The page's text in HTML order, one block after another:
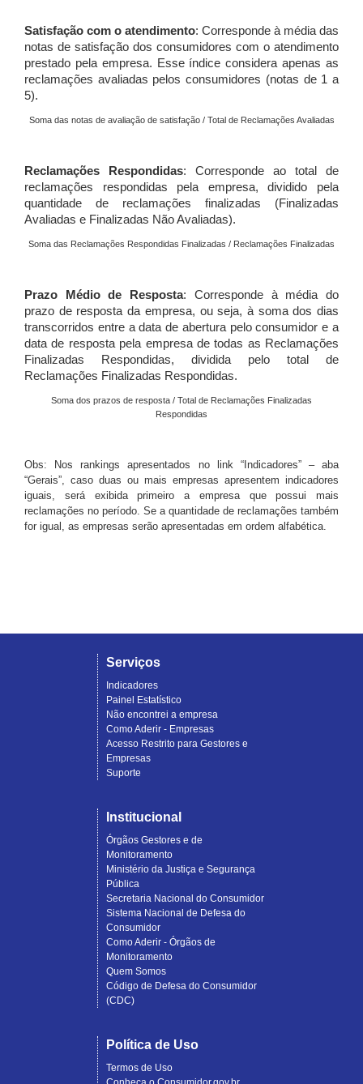
Satisfação com o atendimento: Corresponde à média das
notas de satisfação dos consumidores com o atendimento
prestado pela empresa. Esse índice considera apenas as
reclamações avaliadas pelos consumidores (notas de 1 a
5).
Soma das notas de avaliação de satisfação / Total de Reclamações Avaliadas
Reclamações Respondidas: Corresponde ao total de
reclamações respondidas pela empresa, dividido pela
quantidade de reclamações finalizadas (Finalizadas
Avaliadas e Finalizadas Não Avaliadas).
Soma das Reclamações Respondidas Finalizadas / Reclamações Finalizadas
Prazo Médio de Resposta: Corresponde à média do
prazo de resposta da empresa, ou seja, à soma dos dias
transcorridos entre a data de abertura pelo consumidor e a
data de resposta pela empresa de todas as Reclamações
Finalizadas Respondidas, dividida pelo total de
Reclamações Finalizadas Respondidas.
Soma dos prazos de resposta / Total de Reclamações Finalizadas
Respondidas
Obs: Nos rankings apresentados no link “Indicadores” – aba
“Gerais”, caso duas ou mais empresas apresentem indicadores
iguais, será exibida primeiro a empresa que possui mais
reclamações no período. Se a quantidade de reclamações também
for igual, as empresas serão apresentadas em ordem alfabética.
Serviços
Indicadores
Painel Estatístico
Não encontrei a empresa
Como Aderir - Empresas
Acesso Restrito para Gestores e
Empresas
Suporte
Institucional
Órgãos Gestores e de
Monitoramento
Ministério da Justiça e Segurança
Pública
Secretaria Nacional do Consumidor
Sistema Nacional de Defesa do
Consumidor
Como Aderir - Órgãos de
Monitoramento
Quem Somos
Código de Defesa do Consumidor
(CDC)
Política de Uso
Termos de Uso